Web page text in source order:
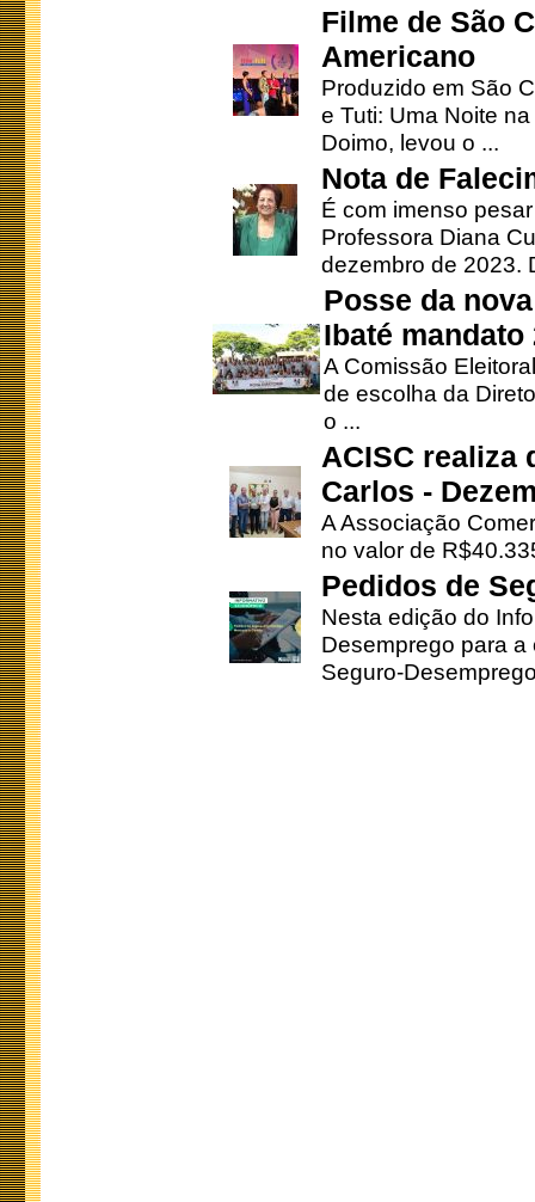
Filme de São
Americano
Produzido em São
e Tuti: Uma Noite
Doimo, levou o ...
Nota de
É com imenso
Professora Diana
dezembro de 2023.
Posse da
Ibaté mandato
A Comissão
de escolha da
o ...
ACISC realiza
Carlos -
A Associação
no valor de
Pedidos de
Nesta edição do
Desemprego para
Seguro-